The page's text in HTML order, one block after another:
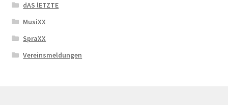
dAS lETZTE
MusiXX
SpraXX
Vereinsmeldungen